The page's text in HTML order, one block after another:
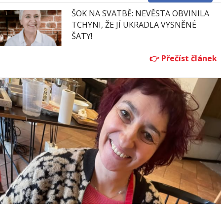
ŠOK NA SVATBĚ: NEVĚSTA OBVINILA
TCHYNI, ŽE JÍ UKRADLA VYSNĚNÉ
ŠATY!